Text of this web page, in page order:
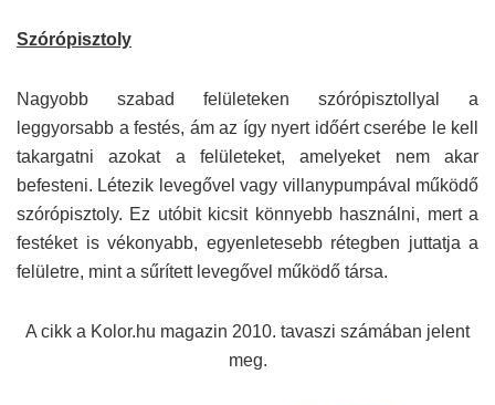
Szórópisztoly
Nagyobb szabad felületeken szórópisztollyal a
leggyorsabb a festés, ám az így nyert időért cserébe le kell
takargatni azokat a felületeket, amelyeket nem akar
befesteni. Létezik levegővel vagy villanypumpával működő
szórópisztoly. Ez utóbit kicsit könnyebb használni, mert a
festéket is vékonyabb, egyenletesebb rétegben juttatja a
felületre, mint a sűrített levegővel működő társa.
A cikk a Kolor.hu magazin 2010. tavaszi számában jelent
meg.